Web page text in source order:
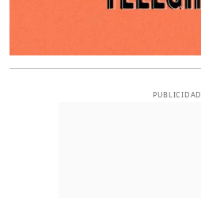
PUBLICIDAD